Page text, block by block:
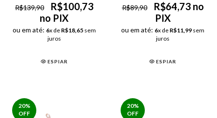
R$139,90
R$100,73
no PIX
ou em até: 6x de R$18,65 sem
juros
ESPIAR
R$89,90
R$64,73 no
PIX
ou em até: 6x de R$11,99 sem
juros
ESPIAR
20%
OFF
20%
OFF